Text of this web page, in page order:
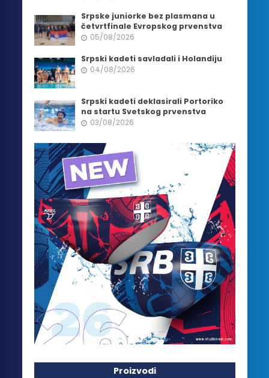
Srpske juniorke bez plasmana u
četvrtfinale Evropskog prvenstva
05/08/2026
Srpski kadeti savladali i Holandiju
04/08/2026
Srpski kadeti deklasirali Portoriko
na startu Svetskog prvenstva
03/08/2026
Proizvodi